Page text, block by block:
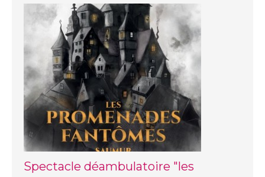
Spectacle déambulatoire "les